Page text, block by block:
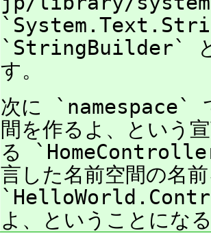
`StringBuilder` と
す。
次に `namespace`
間を作るよ、という
る
言した名前空間の名
よ、ということにな